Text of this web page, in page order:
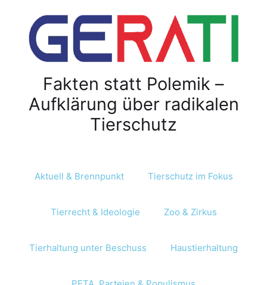
Fakten statt Polemik –
Aufklärung über radikalen
Tierschutz
Aktuell & Brennpunkt Tierschutz im Fokus
Tierrecht & Ideologie Zoo & Zirkus
Tierhaltung unter Beschuss Haustierhaltung